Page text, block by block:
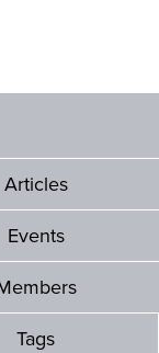
Articles
Events
Tags